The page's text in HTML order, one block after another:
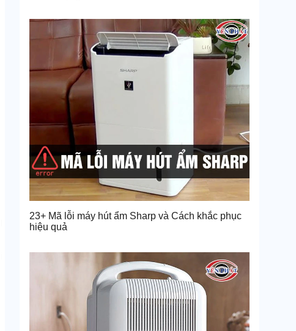
23+ Mã lỗi máy hút ẩm Sharp và Cách khắc phục
hiệu quả